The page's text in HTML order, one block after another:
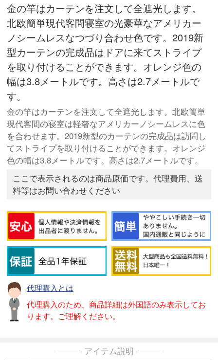
金の竿はカーテンを注文して全遮光します。
北欧簡単現代客間寝室の光豪華なアメリカー
ノシームレスなつづり合わせ色です。2019新
型カーテンの完成品はドアに来てストライプ
を取り付けることができます。オレンジ色の
幅は3.8メートルです。高さは2.7メートルで
す。
金の竿はカーテンを注文して全遮光します。北欧簡単
現代客間の寝室は軽奢なアメリカーノシームレスに色
を合わせます。2019新型のカーテンの完成品は訪問し
てストライプを取り付けることができます。オレンジ
色の幅は3.8メートルです。高さは2.7メートルです。
ここで表示されるのは商品原価です。代理費用、送
料等はお問い合わせください
代理購入とは
代理購入のため、商品詳細は外国語のみ表示してお
ります。ご理解ください。
アイテム説明